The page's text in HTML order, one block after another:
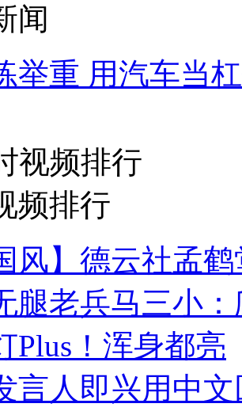
闻
举重 用汽车当
视频排行
频排行
风】德云社孟
腿老兵马三小
Plus！浑身都亮
言人即兴用中